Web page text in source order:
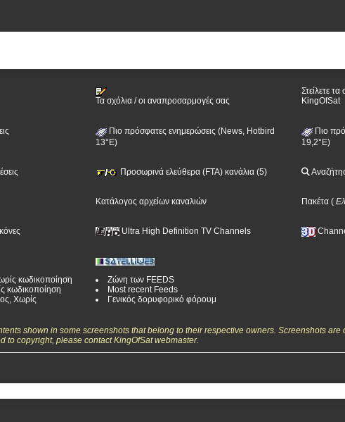
Τα σχόλια / οι αναπροσαρμογές σας
Στείλετε
KingOfSat
Πιο πρόσφατες ενημερώσεις (News, Hotbird
13°E)
Πιο
19,2°E)
Προσωρινά ελεύθερα (FTA) κανάλια (5)
Κατάλογος αρχείων καναλιών Πακέτα (
Ultra High Definition TV Channels
κωδικοποίηση
κωδικοποίηση
Χωρίς
Ζώνη των FEEDS
Most recent Feeds
Γενικός δορυφορικό φόρουμ
shown in some screenshots that belong to their respective owners. Screenshots
copyright, please contact KingOfSat webmaster.